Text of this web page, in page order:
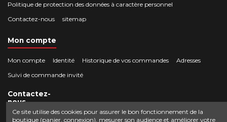
Politique de protection des données à caractère personnel
Contactez-nous
sitemap
Mon compte
Mon compte Identité Historique de vos commandes
Adresses
Suivi de commande invité
Contactez-
nous
Crocbois-motoculture.com
Ce site utilise des cookies pour assurer le bon fonctionnement de la
boutique (panier, connexion), mesurer son audience et améliorer votre